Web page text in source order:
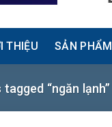
THIỆU SẢN PHẨM
“ngăn lạnh”